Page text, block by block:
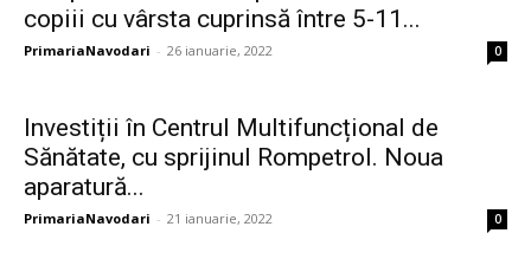
copiii cu vârsta cuprinsă între 5-11...
PrimariaNavodari - 26 ianuarie, 2022 0
Investiții în Centrul Multifuncțional de
Sănătate, cu sprijinul Rompetrol. Noua
aparatură...
PrimariaNavodari - 21 ianuarie, 2022 0